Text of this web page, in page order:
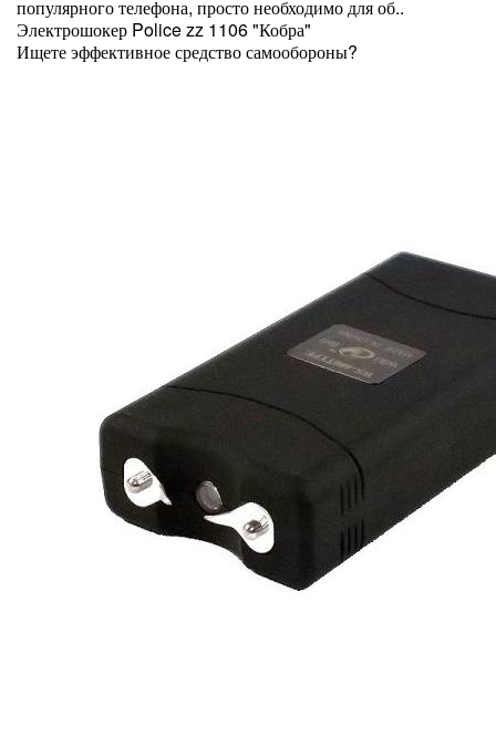
популярного телефона, просто необходимо для об..
Электрошокер Police zz 1106 "Кобра"
Ищете эффективное средство самообороны?